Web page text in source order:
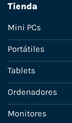
Tienda
Mini PCs
Portátiles
Tablets
Ordenadores
Monitores